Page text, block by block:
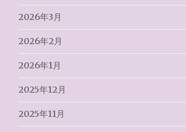
2026年3月
2026年2月
2026年1月
2025年12月
2025年11月